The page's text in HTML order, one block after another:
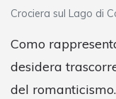
Crociera sul Lago di
Como
desidera
del romanticismo.